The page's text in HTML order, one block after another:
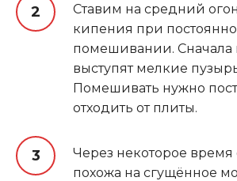
Ставим на средний
кипения при
помешивании. Сначала
выступят мелкие
Помешивать нужно
отходить от плиты.
Через некоторое время
похожа на сгущённое